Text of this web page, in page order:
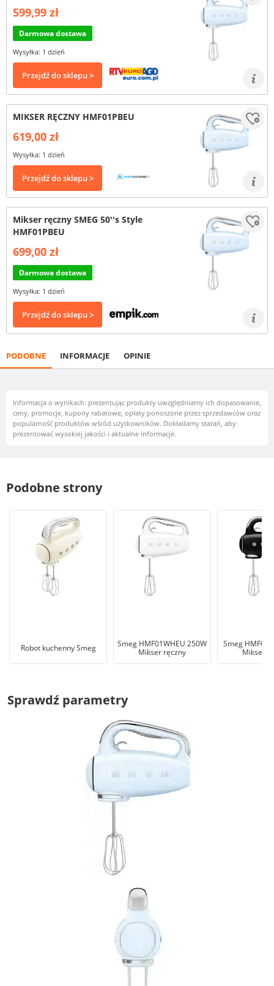
599,99 zł
Darmowa dostawa
Wysyłka: 1 dzień
Przejdź do sklepu >
MIKSER RĘCZNY HMF01PBEU
619,00 zł
Wysyłka: 1 dzień
Przejdź do sklepu >
Mikser ręczny SMEG 50''s Style
HMF01PBEU
699,00 zł
Darmowa dostawa
Wysyłka: 1 dzień
Przejdź do sklepu >
PODOBNE INFORMACJE OPINIE
Informacja o wynikach: prezentując produkty uwzględniamy ich dopasowanie,
ceny, promocje, kupony rabatowe, opłaty ponoszone przez sprzedawców oraz
popularność produktów wśród użytkowników. Dokładamy starań, aby
prezentować wysokiej jakości i aktualne informacje.
Podobne strony
Robot kuchenny Smeg
Smeg HMF01WHEU 250W
Mikser ręczny
Smeg
Mikser
Sprawdź parametry